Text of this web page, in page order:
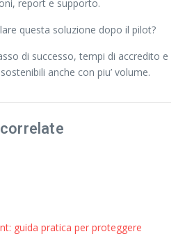
report e supporto.
questa soluzione dopo il pilot?
di successo, tempi di accredito e
anche con piu’ volume.
guida pratica per proteggere